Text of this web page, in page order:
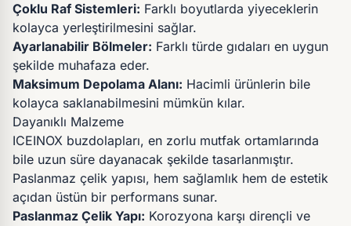
Çoklu Raf Sistemleri: Farklı boyutlarda yiyeceklerin
kolayca yerleştirilmesini sağlar.
Ayarlanabilir Bölmeler: Farklı türde gıdaları en uygun
şekilde muhafaza eder.
Maksimum Depolama Alanı: Hacimli ürünlerin bile
kolayca saklanabilmesini mümkün kılar.
Dayanıklı Malzeme
ICEINOX buzdolapları, en zorlu mutfak ortamlarında
bile uzun süre dayanacak şekilde tasarlanmıştır.
Paslanmaz çelik yapısı, hem sağlamlık hem de estetik
açıdan üstün bir performans sunar.
Paslanmaz Çelik Yapı: Korozyona karşı dirençli ve